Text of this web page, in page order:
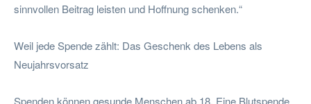
sinnvollen Beitrag leisten und Hoffnung schenken.“
Weil jede Spende zählt: Das Geschenk des Lebens als
Neujahrsvorsatz
Spenden können gesunde Menschen ab 18. Eine Blutspende